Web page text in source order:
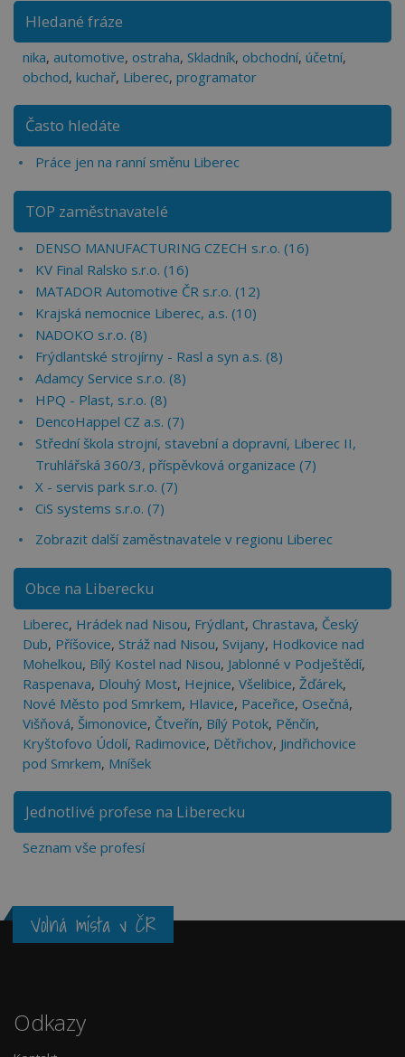
Hledané fráze
nika, automotive, ostraha, Skladník, obchodní, účetní,
obchod, kuchař, Liberec, programator
Často hledáte
Práce jen na ranní směnu Liberec
TOP zaměstnavatelé
DENSO MANUFACTURING CZECH s.r.o. (16)
KV Final Ralsko s.r.o. (16)
MATADOR Automotive ČR s.r.o. (12)
Krajská nemocnice Liberec, a.s. (10)
NADOKO s.r.o. (8)
Frýdlantské strojírny - Rasl a syn a.s. (8)
Adamcy Service s.r.o. (8)
HPQ - Plast, s.r.o. (8)
DencoHappel CZ a.s. (7)
Střední škola strojní, stavební a dopravní, Liberec II,
Truhlářská 360/3, příspěvková organizace (7)
X - servis park s.r.o. (7)
CiS systems s.r.o. (7)
Zobrazit další zaměstnavatele v regionu Liberec
Obce na Liberecku
Liberec, Hrádek nad Nisou, Frýdlant, Chrastava, Český
Dub, Příšovice, Stráž nad Nisou, Svijany, Hodkovice nad
Mohelkou, Bílý Kostel nad Nisou, Jablonné v Podještědí,
Raspenava, Dlouhý Most, Hejnice, Všelibice, Žďárek,
Nové Město pod Smrkem, Hlavice, Paceřice, Osečná,
Višňová, Šimonovice, Čtveřín, Bílý Potok, Pěnčín,
Kryštofovo Údolí, Radimovice, Dětřichov, Jindřichovice
pod Smrkem, Mníšek
Jednotlivé profese na Liberecku
Seznam vše profesí
Volná místa v ČR
Odkazy